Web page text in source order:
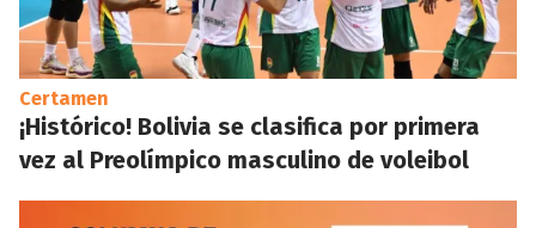
Certamen
¡Histórico! Bolivia se clasifica por primera
vez al Preolímpico masculino de voleibol